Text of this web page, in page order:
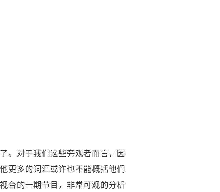
。对于我们这些旁观者而言，因
更多的词汇或许也不能概括他们
台的一期节目，非常可观的分析